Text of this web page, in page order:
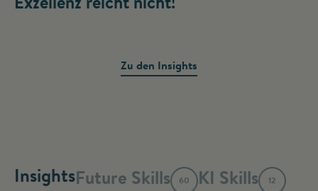
Zu den Insights
InsightsFuture Skills 60 KI Skills 12